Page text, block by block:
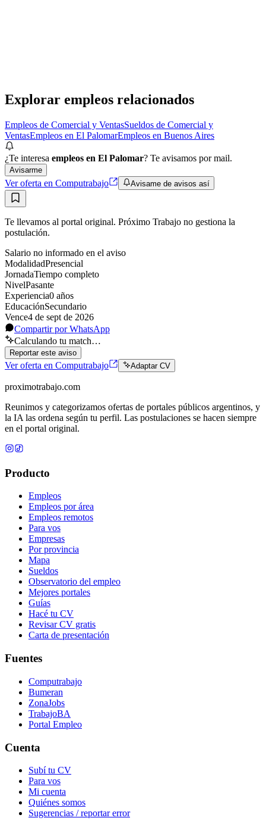
Explorar empleos relacionados
Empleos de Comercial y VentasSueldos de Comercial y
VentasEmpleos en El PalomarEmpleos en Buenos Aires
¿Te interesa empleos en El Palomar? Te avisamos por mail.
Avisarme
Ver oferta en Computrabajo Avisame de avisos así
Te llevamos al portal original. Próximo Trabajo no gestiona la
postulación.
Salario no informado en el aviso
ModalidadPresencial
JornadaTiempo completo
NivelPasante
Experiencia0 años
EducaciónSecundario
Vence4 de sept de 2026
Compartir por WhatsApp
Calculando tu match…
Reportar este aviso
Ver oferta en Computrabajo Adaptar CV
proximotrabajo.com
Reunimos y categorizamos ofertas de portales públicos argentinos, y
la IA las ordena según tu perfil. Las postulaciones se hacen siempre
en el portal original.
Producto
Empleos
Empleos por área
Empleos remotos
Para vos
Empresas
Por provincia
Mapa
Sueldos
Observatorio del empleo
Mejores portales
Guías
Hacé tu CV
Revisar CV gratis
Carta de presentación
Fuentes
Computrabajo
Bumeran
ZonaJobs
TrabajoBA
Portal Empleo
Cuenta
Subí tu CV
Para vos
Mi cuenta
Quiénes somos
Sugerencias / reportar error